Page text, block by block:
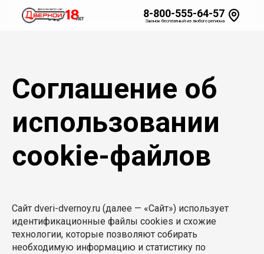
8-800-555-64-57
Звонок бесплатный из любого региона
Соглашение об
использовании
cookie-файлов
Сайт dveri-dvernoy.ru (далее — «Сайт») использует
идентификационные файлы cookies и схожие
технологии, которые позволяют собирать
необходимую информацию и статистику по